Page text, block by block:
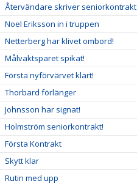
Återvändare skriver seniorkontrakt
Noel Eriksson in i truppen
Netterberg har klivet ombord!
Målvaktsparet spikat!
Första nyförvärvet klart!
Thorbard förlänger
Johnsson har signat!
Holmström seniorkontrakt!
Första Kontrakt
Skytt klar
Rutin med upp